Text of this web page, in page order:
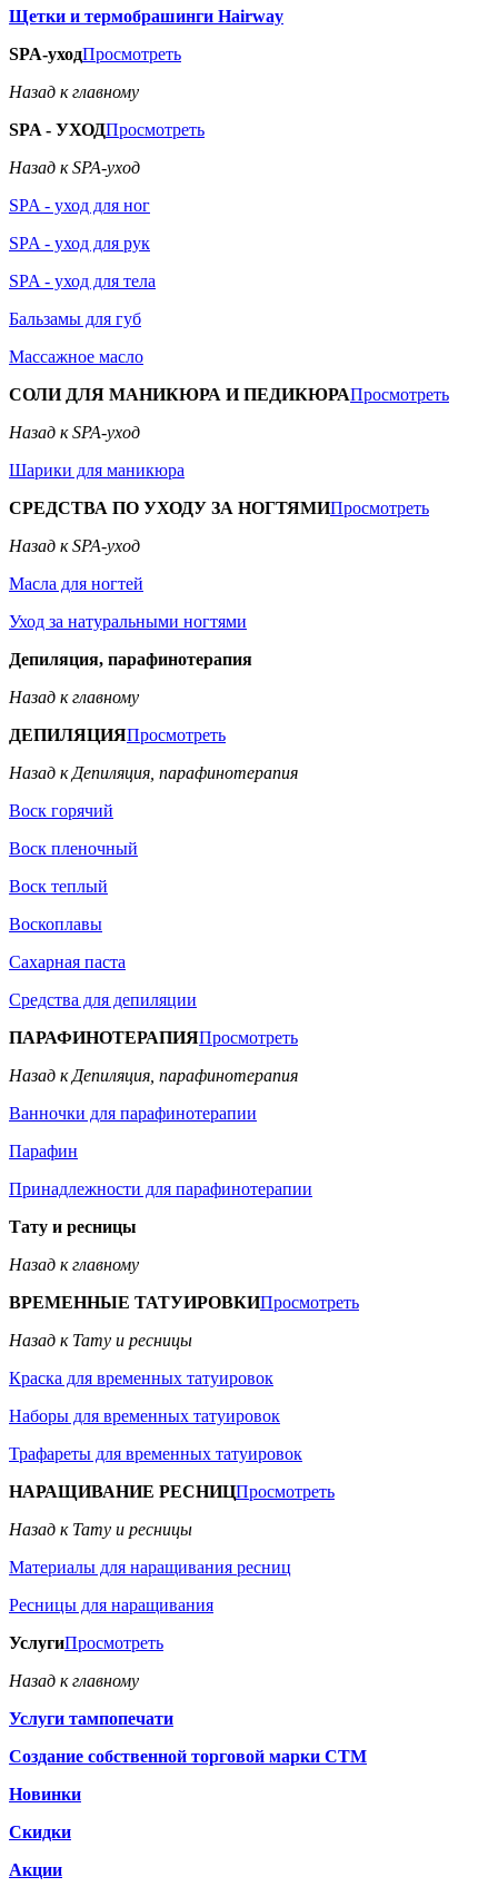
Щетки и термобрашинги Hairway
SPA-уходПросмотреть
Назад к главному
SPA - УХОДПросмотреть
Назад к SPA-уход
SPA - уход для ног
SPA - уход для рук
SPA - уход для тела
Бальзамы для губ
Массажное масло
СОЛИ ДЛЯ МАНИКЮРА И ПЕДИКЮРАПросмотреть
Назад к SPA-уход
Шарики для маникюра
СРЕДСТВА ПО УХОДУ ЗА НОГТЯМИПросмотреть
Назад к SPA-уход
Масла для ногтей
Уход за натуральными ногтями
Депиляция, парафинотерапия
Назад к главному
ДЕПИЛЯЦИЯПросмотреть
Назад к Депиляция, парафинотерапия
Воск горячий
Воск пленочный
Воск теплый
Воскоплавы
Сахарная паста
Средства для депиляции
ПАРАФИНОТЕРАПИЯПросмотреть
Назад к Депиляция, парафинотерапия
Ванночки для парафинотерапии
Парафин
Принадлежности для парафинотерапии
Тату и ресницы
Назад к главному
ВРЕМЕННЫЕ ТАТУИРОВКИПросмотреть
Назад к Тату и ресницы
Краска для временных татуировок
Наборы для временных татуировок
Трафареты для временных татуировок
НАРАЩИВАНИЕ РЕСНИЦПросмотреть
Назад к Тату и ресницы
Материалы для наращивания ресниц
Ресницы для наращивания
УслугиПросмотреть
Назад к главному
Услуги тампопечати
Создание собственной торговой марки СТМ
Новинки
Скидки
Акции